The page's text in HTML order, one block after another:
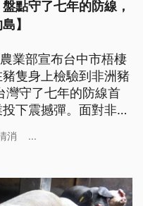
點守了七年的防線，
】
業部宣布台中市梧棲
隻身上檢驗到非洲豬
灣守了七年的防線首
下震撼彈。面對非洲
消 ...